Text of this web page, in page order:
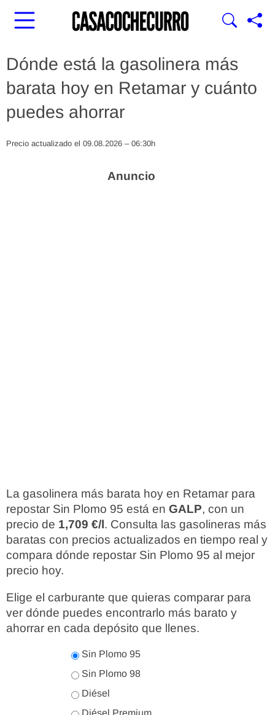
Dónde está la gasolinera más
barata hoy en Retamar y cuánto
puedes ahorrar
Precio actualizado el 09.08.2026 – 06:30h
La gasolinera más barata hoy en Retamar para
repostar Sin Plomo 95 está en GALP, con un
precio de 1,709 €/l. Consulta las gasolineras más
baratas con precios actualizados en tiempo real y
compara dónde repostar Sin Plomo 95 al mejor
precio hoy.
Elige el carburante que quieras comparar para
ver dónde puedes encontrarlo más barato y
ahorrar en cada depósito que llenes.
Sin Plomo 95
Sin Plomo 98
Diésel
Diésel Premium